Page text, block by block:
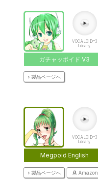
VOCALOID™3
Library
ガチャッポイド V3
製品ページへ
VOCALOID™3
Library
Megpoid English
製品ページへ Amazon